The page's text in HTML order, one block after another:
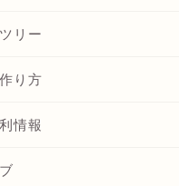
リー
り方
情報